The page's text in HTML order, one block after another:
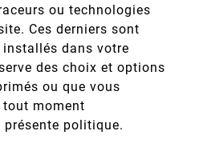
ou technologies
Ces derniers sont
installés dans votre
des choix et options
ou que vous
tout moment
politique.